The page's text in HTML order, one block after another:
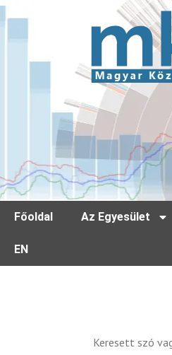
Főoldal Az Egyesület
EN
Keresett szó